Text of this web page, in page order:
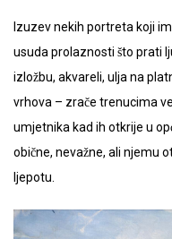
Izuzev nekih portreta koji
usuda prolaznosti što prati
izložbu, akvareli, ulja na
vrhova – zrače trenucima
umjetnika kad ih otkrije u
obične, nevažne, ali njemu
ljepotu.